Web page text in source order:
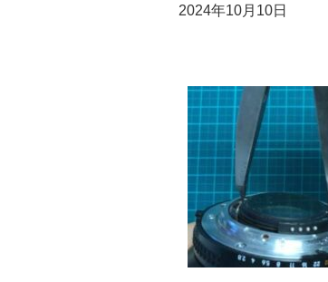
2024年10月10日